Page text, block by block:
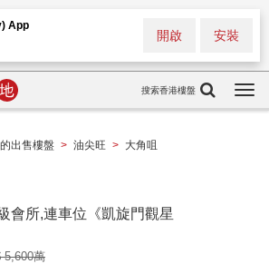
App
安裝
開啟
搜索香港樓盤
出售樓盤 > 油尖旺 > 大角咀
會所,連車位《凱旋門觀星
5,600萬